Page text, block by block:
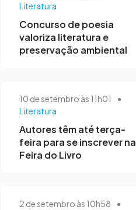
Literatura
Concurso de poesia
valoriza literatura e
preservação ambiental
10 de setembro às 11h01
•
Literatura
Autores têm até terça-
feira para se inscrever na
Feira do Livro
2 de setembro às 10h58
•